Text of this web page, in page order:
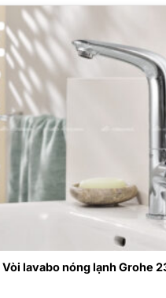
Vòi lavabo nóng lạnh Grohe